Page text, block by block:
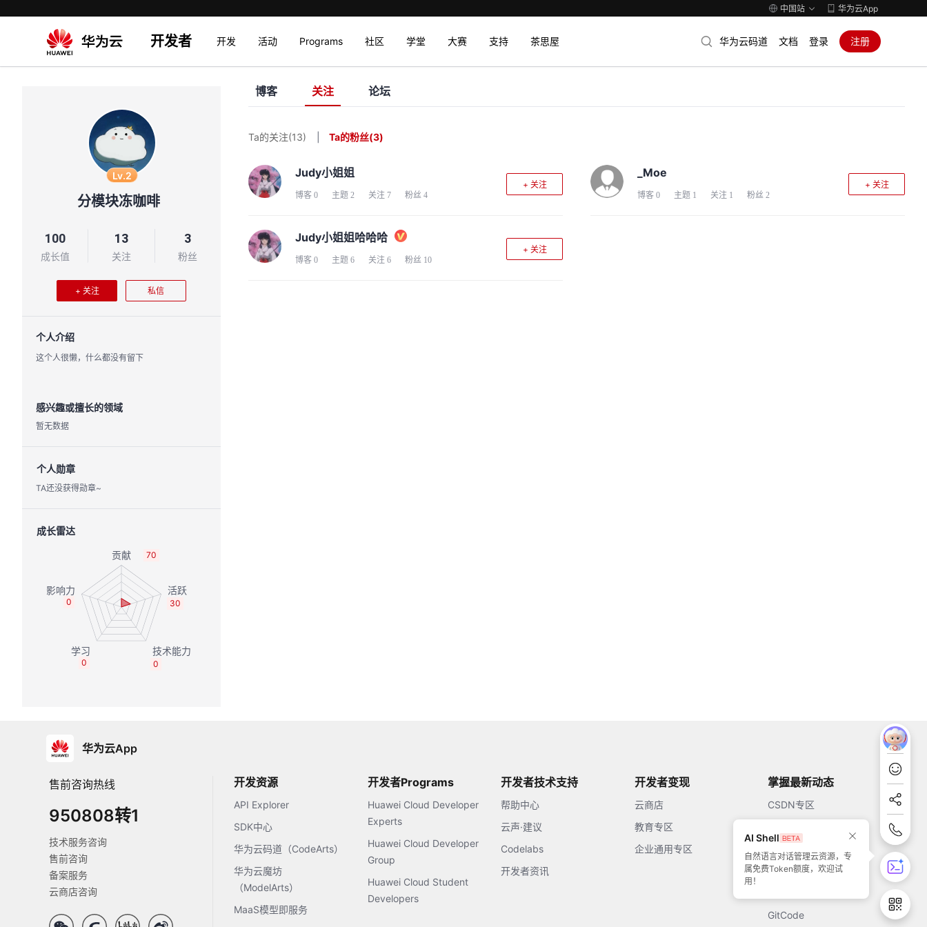
中国站 华为云App
开发者 开发 活动 Programs 社区 学堂 大赛 支持 茶思屋 华为云码道 文档 登录 注册
AI Shell
自然语言对话管理云资源，专
属免费Token额度，欢迎试
用！
Lv.2
分模块冻咖啡
100
成长值
13
关注
3
粉丝
+ 关注 私信
个人介绍
这个人很懒，什么都没有留下
感兴趣或擅长的领域
暂无数据
个人勋章
TA还没获得勋章~
成长雷达
70
30
0
0
0
博客 关注 论坛
Ta的关注(13) Ta的粉丝(3)
Judy小姐姐
博客 0 主题 2 关注 7 粉丝 4
+ 关注
_Moe
博客 0 主题 1 关注 1 粉丝 2
+ 关注
Judy小姐姐哈哈哈
博客 0 主题 6 关注 6 粉丝 10
+ 关注
华为云App
售前咨询热线
950808转1
技术服务咨询
售前咨询
备案服务
云商店咨询
开发资源
API Explorer
SDK中心
华为云码道（CodeArts）
华为云魔坊
（ModelArts）
MaaS模型即服务
开发者Programs
Huawei Cloud Developer
Experts
Huawei Cloud Developer
Group
Huawei Cloud Student
Developers
开发者技术支持
帮助中心
云声·建议
Codelabs
开发者资讯
开发者变现
云商店
教育专区
企业通用专区
掌握最新动态
CSDN专区
51CTO
GitCode